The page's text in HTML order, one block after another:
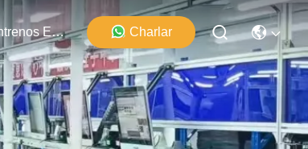
Éntrenos En Contacto Con Charlar